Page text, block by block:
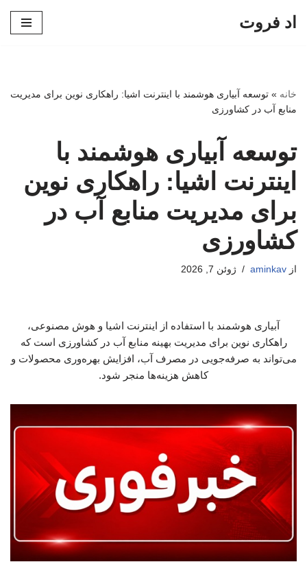
اد فروت
خانه » توسعه آبیاری هوشمند با اینترنت اشیا: راهکاری نوین برای مدیریت
منابع آب در کشاورزی
توسعه آبیاری هوشمند با
اینترنت اشیا: راهکاری نوین
برای مدیریت منابع آب در
کشاورزی
از aminkav ژوئن 7, 2026
آبیاری هوشمند با استفاده از اینترنت اشیا و هوش مصنوعی،
راهکاری نوین برای مدیریت بهینه منابع آب در کشاورزی است که
می‌تواند به صرفه‌جویی در مصرف آب، افزایش بهره‌وری محصولات و
کاهش هزینه‌ها منجر شود.